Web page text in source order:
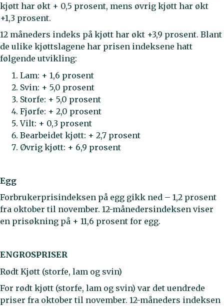
kjøtt har økt + 0,5 prosent, mens øvrig kjøtt har økt
+1,3 prosent.
12 måneders indeks på kjøtt har økt +3,9 prosent. Blant
de ulike kjøttslagene har prisen indeksene hatt
følgende utvikling:
Lam: + 1,6 prosent
Svin: + 5,0 prosent
Storfe: + 5,0 prosent
Fjørfe: + 2,0 prosent
Vilt: + 0,3 prosent
Bearbeidet kjøtt: + 2,7 prosent
Øvrig kjøtt: + 6,9 prosent
Egg
Forbrukerprisindeksen på egg gikk ned – 1,2 prosent
fra oktober til november. 12-månedersindeksen viser
en prisøkning på + 11,6 prosent for egg.
ENGROSPRISER
Rødt Kjøtt (storfe, lam og svin)
For rødt kjøtt (storfe, lam og svin) var det uendrede
priser fra oktober til november. 12-måneders indeksen